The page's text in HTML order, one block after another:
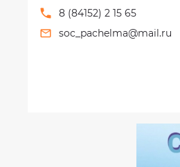
Сведения
поддержки
8 (84152) 2 15 65
soc_pachelma@mail.ru